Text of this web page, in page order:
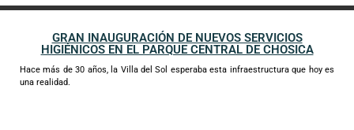
GRAN INAUGURACIÓN DE NUEVOS SERVICIOS
HIGIÉNICOS EN EL PARQUE CENTRAL DE CHOSICA
Hace más de 30 años, la Villa del Sol esperaba esta infraestructura que hoy es
una realidad.